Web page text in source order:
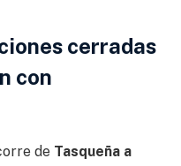
cerradas
con
de Tasqueña a